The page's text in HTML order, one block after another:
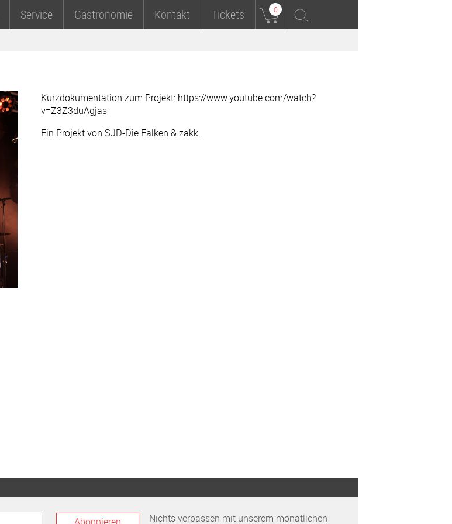
Service Gastronomie Kontakt Tickets 0
Kurzdokumentation zum Projekt: https://www.youtube.com/watch?
v=Z3Z3duAgjas
Ein Projekt von SJD-Die Falken & zakk.
Nichts verpassen mit unserem monatlichen